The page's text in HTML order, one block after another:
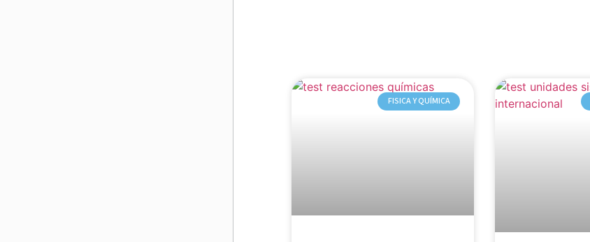
FISICA Y QUÍMICA